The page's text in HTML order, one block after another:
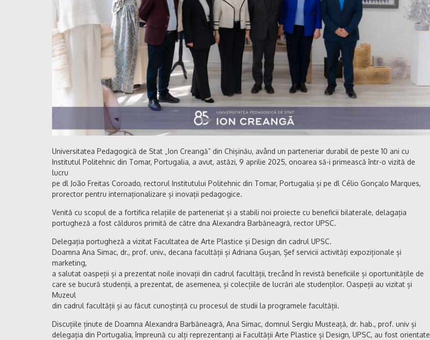
Universitatea Pedagogică de Stat „Ion Creangă” din Chișinău, având un parteneriar durabil de peste 10 ani cu
Institutul Politehnic din Tomar, Portugalia, a avut, astăzi, 9 aprilie 2025, onoarea să-i primească într-o vizită de
lucru
pe dl João Freitas Coroado, rectorul Institutului Politehnic din Tomar, Portugalia și pe dl Célio Gonçalo Marques,
prorector pentru internaționalizare și inovații pedagogice.
Venită cu scopul de a fortifica relațiile de parteneriat și a stabili noi proiecte cu beneficii bilaterale, delagația
portugheză a fost călduros primită de către dna Alexandra Barbăneagră, rector UPSC.
Delegația portugheză a vizitat Facultatea de Arte Plastice și Design din cadrul UPSC.
Doamna Ana Simac, dr., prof. univ., decana facultății și Adriana Gușan, Șef servicii activități expoziționale și
marketing,
a salutat oaspeții și a prezentat noile inovații din cadrul facultății, trecând în revistă beneficiile și oportunitățile de
care se bucură studenții, a prezentat, de asemenea, și colecțiile de lucrări ale studenților. Oaspeții au vizitat și
Muzeul
din cadrul facultății și au făcut cunoștință cu procesul de studii la programele facultății.
Discuțiile ținute de Doamna Alexandra Barbăneagră, Ana Simac, domnul Sergiu Musteață, dr. hab., prof. univ și
delegația din Portugalia, împreună cu alți reprezentanți ai Facultății Arte Plastice și Design, UPSC, au fost orientate